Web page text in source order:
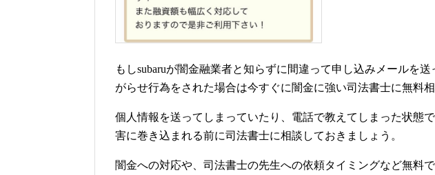
もしsubaruが闇金融業者と知らずに間違って申し込みメールを
がらせ行為をされた場合は今すぐに闇金に強い司法書士に無料
個人情報を送ってしまっていたり、電話で教えてしまった状態
害に巻き込まれる前に司法書士に相談しておきましょう。
闇金への対応や、司法書士の先生への依頼タイミングなど無料